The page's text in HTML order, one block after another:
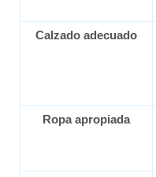
Calzado adecuado
Ropa apropiada